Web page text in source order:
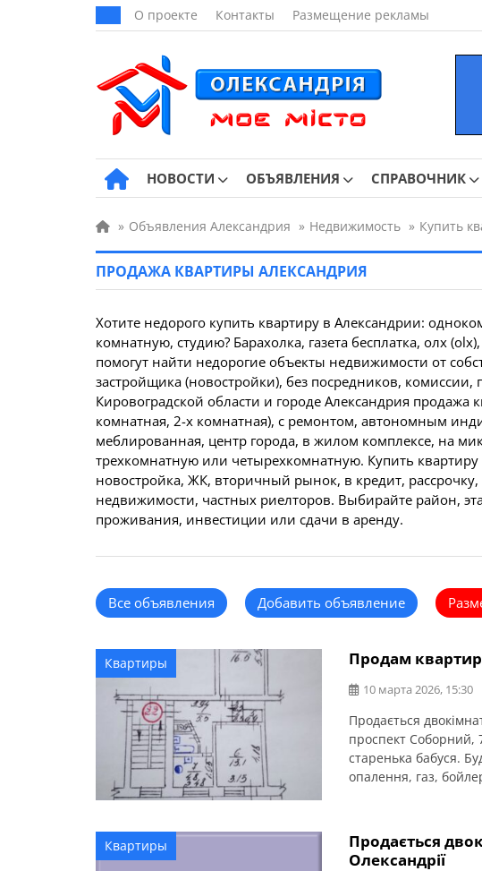
О проекте Контакты Размещение рекламы
НОВОСТИ ОБЪЯВЛЕНИЯ СПРАВОЧНИК
» Объявления Александрия » Недвижимость » Купить
ПРОДАЖА КВАРТИРЫ АЛЕКСАНДРИЯ
Хотите недорого купить квартиру в Александрии:
комнатную, студию? Барахолка, газета бесплатка, олх
помогут найти недорогие объекты недвижимости от
застройщика (новостройки), без посредников,
Кировоградской области и городе Александрия
комнатная, 2-х комнатная), с ремонтом, автономным
меблированная, центр города, в жилом комплексе, на
трехкомнатную или четырехкомнатную. Купить
новостройка, ЖК, вторичный рынок, в кредит, рассрочку,
недвижимости, частных риелторов. Выбирайте район,
проживания, инвестиции или сдачи в аренду.
Все объявления Добавить объявление
Квартиры Продам
10 марта 2026, 15:30
Продається
проспект Соборний,
старенька бабуся.
опалення, газ,
Квартиры
Продається
Олександрії